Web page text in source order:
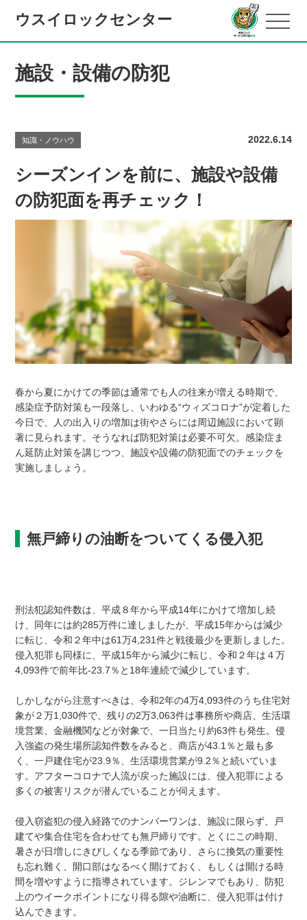
ウスイロックセンター
施設・設備の防犯
知識・ノウハウ 2022.6.14
シーズンインを前に、施設や設備
の防犯面を再チェック！
春から夏にかけての季節は通常でも人の往来が増える時期で、
感染症予防対策も一段落し、いわゆる“ウィズコロナ”が定着した
今日で、人の出入りの増加は街やさらには周辺施設において顕
著に見られます。そうなれば防犯対策は必要不可欠。感染症ま
ん延防止対策を講じつつ、施設や設備の防犯面でのチェックを
実施しましょう。
無戸締りの油断をついてくる侵入犯
刑法犯認知件数は、平成８年から平成14年にかけて増加し続
け、同年には約285万件に達しましたが、平成15年からは減少
に転じ、令和２年中は61万4,231件と戦後最少を更新しました。
侵入犯罪も同様に、平成15年から減少に転じ、令和２年は４万
4,093件で前年比-23.7％と18年連続で減少しています。
しかしながら注意すべきは、令和2年の4万4,093件のうち住宅対
象が２万1,030件で、残りの2万3,063件は事務所や商店、生活環
境営業、金融機関などが対象で、一日当たり約63件も発生。侵
入強盗の発生場所認知件数をみると、商店が43.1％と最も多
く、一戸建住宅が23.9％、生活環境営業が9.2％と続いていま
す。アフターコロナで人流が戻った施設には、侵入犯罪による
多くの被害リスクが潜んでいることが伺えます。
侵入窃盗犯の侵入経路でのナンバーワンは、施設に限らず、戸
建てや集合住宅を合わせても無戸締りです。とくにこの時期、
暑さが日増しにきびしくなる季節であり、さらに換気の重要性
も忘れ難く、開口部はなるべく開けておく、もしくは開ける時
間を増やすように指導されています。ジレンマでもあり、防犯
上のウイークポイントになり得る隙や油断に、侵入犯罪は付け
込んできます。